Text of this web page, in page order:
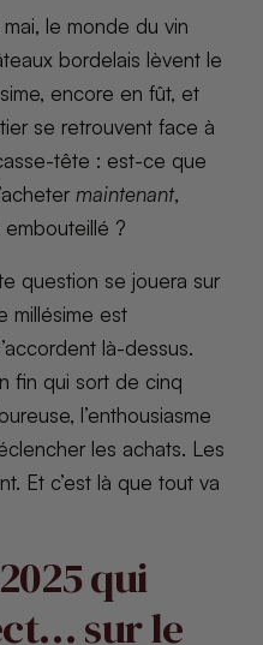
le monde du vin
bordelais lèvent le
encore en fût, et
se retrouvent face à
tête : est-ce que
maintenant,
?
question se jouera sur
millésime est
là-dessus.
fin qui sort de cinq
l’enthousiasme
les achats. Les
Et c’est là que tout va
qui
sur le